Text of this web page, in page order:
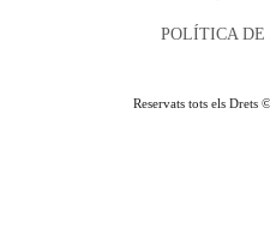
POLÍTICA DE
Reservats tots els Drets